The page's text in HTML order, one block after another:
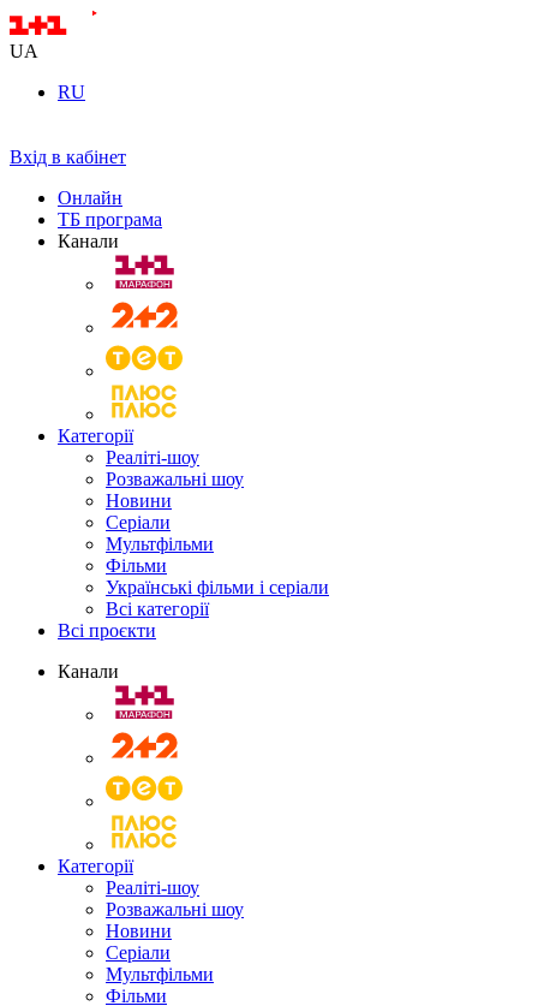
UA
RU
Вхід в кабінет
Онлайн
ТБ програма
Канали
Категорії
Реаліті-шоу
Розважальні шоу
Новини
Серіали
Мультфільми
Фільми
Українські фільми і серіали
Всі категорії
Всі проєкти
Канали
Категорії
Реаліті-шоу
Розважальні шоу
Новини
Серіали
Мультфільми
Фільми